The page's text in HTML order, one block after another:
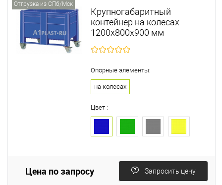
Отгрузка из СПб/Мск
Крупногабаритный
контейнер на колесах
1200х800х900 мм
Опорные элементы:
на колесах
Цвет :
Цена по запросу Запросить цену